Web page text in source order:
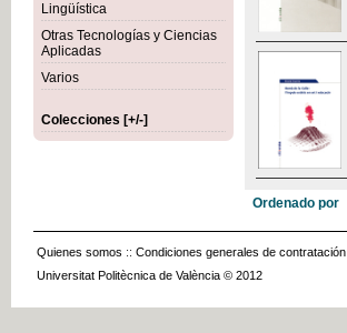
Lingüística
Otras Tecnologías y Ciencias
Aplicadas
Varios
Colecciones [+/-]
Ordenado por
Quienes somos :: Condiciones generales de contratación
Universitat Politècnica de València © 2012